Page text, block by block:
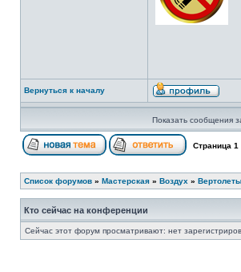
Вернуться к началу
Показать сообщения
Страница 1
Список форумов » Мастерская » Воздух » Вертолеты
Кто сейчас на конференции
Сейчас этот форум просматривают: нет